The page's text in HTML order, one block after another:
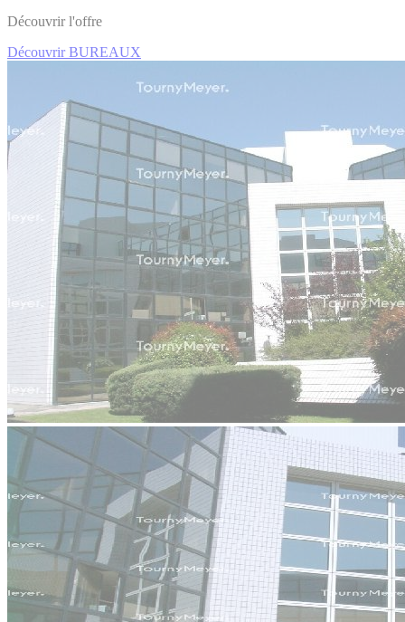
Découvrir l'offre
Découvrir BUREAUX